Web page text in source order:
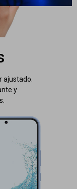
ajustado.
y